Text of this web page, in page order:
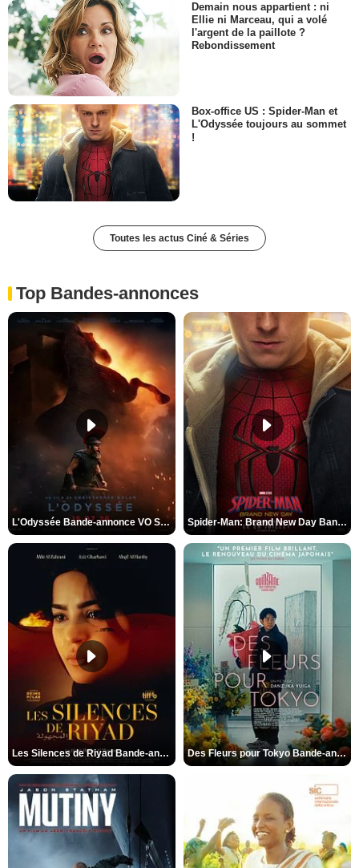
Demain nous appartient : ni
Ellie ni Marceau, qui a volé
l'argent de la paillote ?
Rebondissement
Box-office US : Spider-Man et
L'Odyssée toujours au sommet
!
Toutes les actus Ciné & Séries
Top Bandes-annonces
L'Odyssée Bande-annonce VO STFR Spider-Man: Brand New Day Bande-annonce VO STFR
Les Silences de Riyad Bande-annonce VO STFR Des Fleurs pour Tokyo Bande-annonce VO STFR